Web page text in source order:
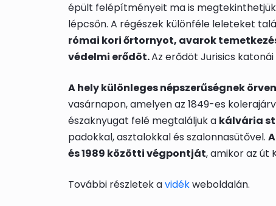
épült felépítményeit ma is
lépcsőn. A régészek különféle leleteket
római kori őrtornyot, avarok
védelmi erődöt.Az erődöt Jurisics
A hely különleges népszerűségnek
vasárnapon, amelyen az 1849-es
északnyugat felé megtaláljuk a kálvária
padokkal, asztalokkal és szalonnasütővel.
és 1989 közötti végpontját, amikor az út
További részletek avidékweboldalán.